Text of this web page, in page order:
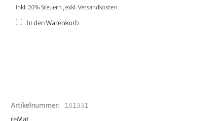
Artikelnummer
101331
Inkl. 20% Steuern ,exkl.Versandkosten
In den Warenkorb